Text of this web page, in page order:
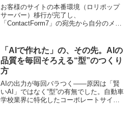
お客様のサイトの本番環境（ロリポップ
サーバー）移行が完了し、
「ContactForm7」の宛先から自分のメー
れてしまいました。リンク部分をクリッ
クすると、ロリポップ...
「AIで作れた」の、その先。AIの
品質を毎回そろえる“型”のつくり
方
AIの出力が毎回バラつく——原因は「賢
いAI」ではなく“型”の有無でした。自動車
学校業界に特化したコーポレートサイト